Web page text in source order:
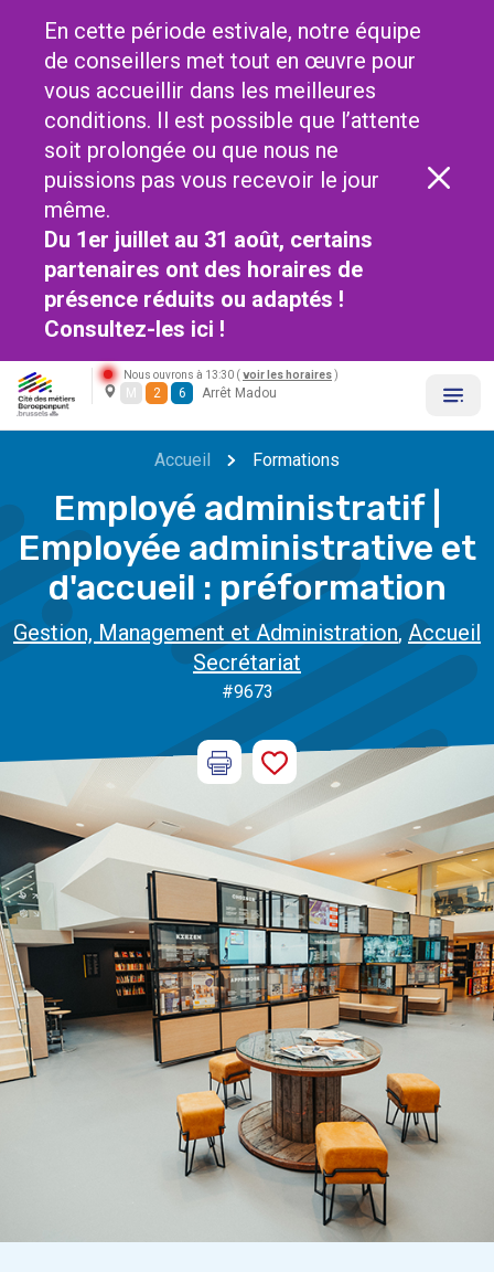
En cette période estivale, notre équipe
de conseillers met tout en œuvre pour
vous accueillir dans les meilleures
conditions. Il est possible que l’attente
soit prolongée ou que nous ne
puissions pas vous recevoir le jour
même.
Du 1er juillet au 31 août, certains
partenaires ont des horaires de
présence réduits ou adaptés !
Consultez-les ici !
Nous ouvrons à 13:30 ( voir les horaires )
M 2 6 Arrêt Madou
Accueil Formations
Employé administratif |
Employée administrative et
d'accueil : préformation
Gestion, Management et Administration, Accueil
Secrétariat
#9673